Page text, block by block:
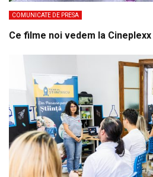
COMUNICATE DE PRESA
Ce filme noi vedem la